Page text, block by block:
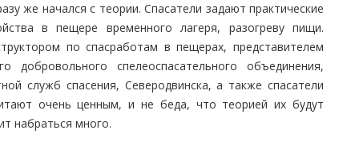
же начался с теории. Спасатели задают практические
в пещере временного лагеря, разогреву пищи.
по спасработам в пещерах, представителем
добровольного спелеоспасательного объединения,
служб спасения, Северодвинска, а также спасатели
очень ценным, и не беда, что теорией их будут
набраться много.